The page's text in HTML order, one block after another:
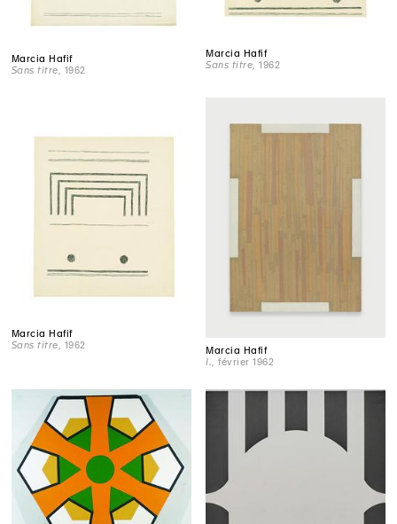
Marcia Hafif
Sans titre , 1962
Marcia Hafif
Sans titre , 1962
Marcia Hafif
Sans titre , 1962
Marcia Hafif
I.
, février 1962